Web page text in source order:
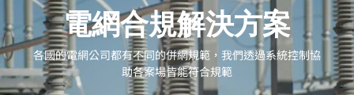
電網合規解決方案
各國的電網公司都有不同的併網規範，我們透過系統控制協
助各案場皆能符合規範